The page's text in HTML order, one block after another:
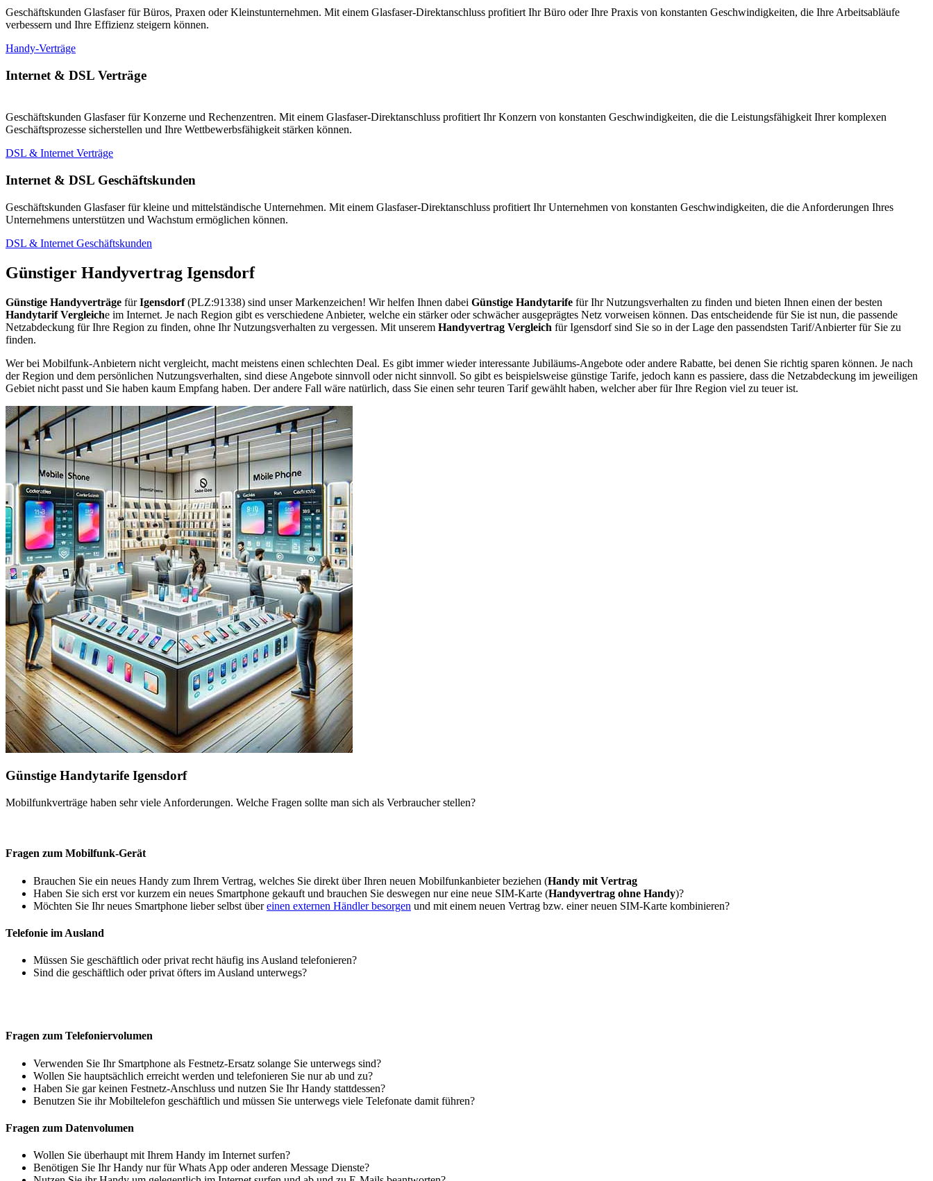
Geschäftskunden Glasfaser für Büros, Praxen oder Kleinstunternehmen. Mit einem Glasfaser-Direktanschluss profitiert Ihr Büro oder Ihre Praxis von konstanten Geschwindigkeiten, die Ihre Arbeitsabläufe
verbessern und Ihre Effizienz steigern können.
Handy-Verträge
Internet & DSL Verträge
Geschäftskunden Glasfaser für Konzerne und Rechenzentren. Mit einem Glasfaser-Direktanschluss profitiert Ihr Konzern von konstanten Geschwindigkeiten, die die Leistungsfähigkeit Ihrer komplexen
Geschäftsprozesse sicherstellen und Ihre Wettbewerbsfähigkeit stärken können.
DSL & Internet Verträge
Internet & DSL Geschäftskunden
Geschäftskunden Glasfaser für kleine und mittelständische Unternehmen. Mit einem Glasfaser-Direktanschluss profitiert Ihr Unternehmen von konstanten Geschwindigkeiten, die die Anforderungen Ihres
Unternehmens unterstützen und Wachstum ermöglichen können.
DSL & Internet Geschäftskunden
Günstiger Handyvertrag Igensdorf
Günstige Handyverträge fürIgensdorf(PLZ:91338) sind unser Markenzeichen! Wir helfen Ihnen dabei Günstige Handytarife für Ihr Nutzungsverhalten zu finden und bieten Ihnen einen der besten
Handytarif Vergleiche im Internet. Je nach Region gibt es verschiedene Anbieter, welche ein stärker oder schwächer ausgeprägtes Netz vorweisen können. Das entscheidende für Sie ist nun, die passende
Netzabdeckung für Ihre Region zu finden, ohne Ihr Nutzungsverhalten zu vergessen. Mit unserem Handyvertrag Vergleich für Igensdorf sind Sie so in der Lage den passendsten Tarif/Anbierter für Sie zu
finden.
Wer bei Mobilfunk-Anbietern nicht vergleicht, macht meistens einen schlechten Deal. Es gibt immer wieder interessante Jubiläums-Angebote oder andere Rabatte, bei denen Sie richtig sparen können. Je nach
der Region und dem persönlichen Nutzungsverhalten, sind diese Angebote sinnvoll oder nicht sinnvoll. So gibt es beispielsweise günstige Tarife, jedoch kann es passiere, dass die Netzabdeckung im jeweiligen
Gebiet nicht passt und Sie haben kaum Empfang haben. Der andere Fall wäre natürlich, dass Sie einen sehr teuren Tarif gewählt haben, welcher aber für Ihre Region viel zu teuer ist.
Günstige Handytarife Igensdorf
Mobilfunkverträge haben sehr viele Anforderungen. Welche Fragen sollte man sich als Verbraucher stellen?
Fragen zum Mobilfunk-Gerät
Brauchen Sie ein neues Handy zum Ihrem Vertrag, welches Sie direkt über Ihren neuen Mobilfunkanbieter beziehen (Handy mit Vertrag
Haben Sie sich erst vor kurzem ein neues Smartphone gekauft und brauchen Sie deswegen nur eine neue SIM-Karte (Handyvertrag ohne Handy)?
Möchten Sie Ihr neues Smartphone lieber selbst übereinen externen Händler besorgen und mit einem neuen Vertrag bzw. einer neuen SIM-Karte kombinieren?
Telefonie im Ausland
Müssen Sie geschäftlich oder privat recht häufig ins Ausland telefonieren?
Sind die geschäftlich oder privat öfters im Ausland unterwegs?
Fragen zum Telefoniervolumen
Verwenden Sie Ihr Smartphone als Festnetz-Ersatz solange Sie unterwegs sind?
Wollen Sie hauptsächlich erreicht werden und telefonieren Sie nur ab und zu?
Haben Sie gar keinen Festnetz-Anschluss und nutzen Sie Ihr Handy stattdessen?
Benutzen Sie ihr Mobiltelefon geschäftlich und müssen Sie unterwegs viele Telefonate damit führen?
Fragen zum Datenvolumen
Wollen Sie überhaupt mit Ihrem Handy im Internet surfen?
Benötigen Sie Ihr Handy nur für Whats App oder anderen Message Dienste?